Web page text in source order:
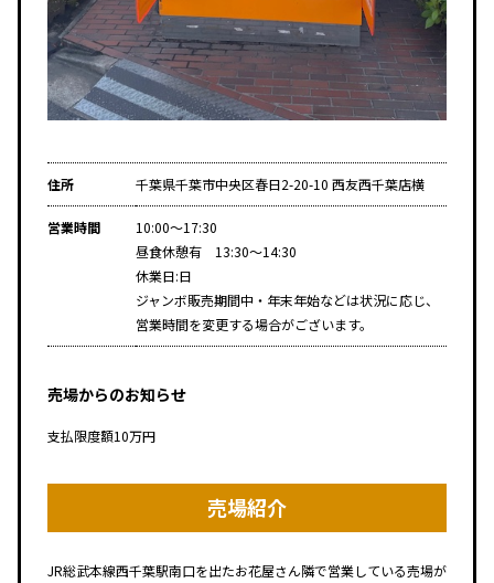
住所 千葉県千葉市中央区春日2-20-10 西友西千葉店横
営業時間
10:00～17:30
昼食休憩有 13:30～14:30
休業日:日
ジャンボ販売期間中・年末年始などは状況に応じ、
営業時間を変更する場合がございます。
売場からのお知らせ
支払限度額10万円
売場紹介
JR総武本線西千葉駅南口を出たお花屋さん隣で営業している売場が